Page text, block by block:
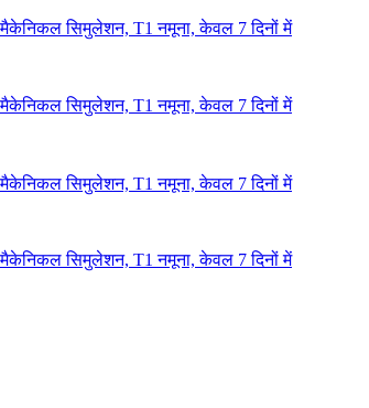
सिमुलेशन, T1 नमूना, केवल 7 दिनों में
सिमुलेशन, T1 नमूना, केवल 7 दिनों में
सिमुलेशन, T1 नमूना, केवल 7 दिनों में
सिमुलेशन, T1 नमूना, केवल 7 दिनों में